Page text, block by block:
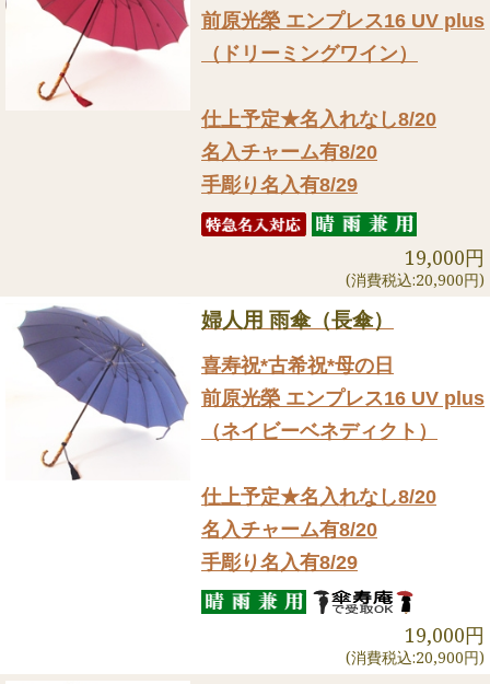
前原光榮 エンプレス16 UV plus
（ドリーミングワイン）
仕上予定★名入れなし8/20
名入チャーム有8/20
手彫り名入有8/29
19,000円
(消費税込:20,900円)
婦人用 雨傘（長傘）
喜寿祝*古希祝*母の日
前原光榮 エンプレス16 UV plus
（ネイビーベネディクト）
仕上予定★名入れなし8/20
名入チャーム有8/20
手彫り名入有8/29
19,000円
(消費税込:20,900円)